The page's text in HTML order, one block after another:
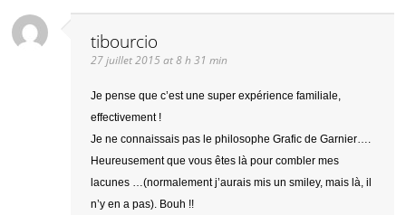
tibourcio
27 juillet 2015 at 8 h 31 min
Je pense que c’est une super expérience familiale,
effectivement !
Je ne connaissais pas le philosophe Grafic de Garnier….
Heureusement que vous êtes là pour combler mes
lacunes …(normalement j’aurais mis un smiley, mais là, il
n’y en a pas). Bouh !!